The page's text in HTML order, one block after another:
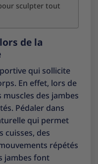
sculpter tout
de la
qui sollicite
En effet, lors de
muscles des jambes
Pédaler dans
qui permet
cuisses, des
répétés
jambes font